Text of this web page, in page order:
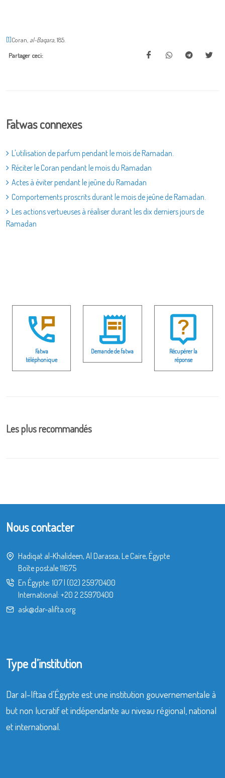
[1]Coran, al-Baqara , 185.
Partager ceci:
Fatwas connexes
L'utilisation de parfum pendant le mois de Ramadan.
Réciter le Coran pendant le mois du Ramadan
Actes à éviter pendant le jeûne du Ramadan
Comportements proscrits durant le mois de jeûne de Ramadan.
Les actions vertueuses à réaliser durant les dix derniers jours de
Ramadan
Fatwa
téléphonique
Demande de fatwa
Récupérer la
réponse
Les plus recommandés
Nous contacter
Hadiqat al-Khalideen, Al Darassa, Le Caire, Égypte
Boîte postale 11675
En Égypte: 107 (02) 25970400
International: +20 2 25970400
ask@dar-alifta.org
Type d’institution
Dar al-Iftaa d’Égypte est une institution gouvernementale à
but non lucratif et indépendante au niveau régional, national
et international.